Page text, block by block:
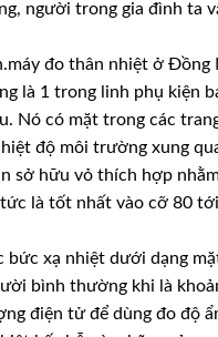
người trong gia đình ta
đo thân nhiệt ở Đồng
là 1 trong linh phụ kiện
Nó có mặt trong các
độ môi trường xung
sở hữu vỏ thích hợp
là tốt nhất vào cỡ 80
bức xạ nhiệt dưới dạng
bình thường khi là
điện tử để dùng đo độ